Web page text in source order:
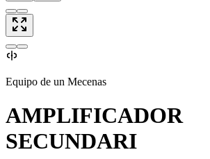
Equipo de un Mecenas
AMPLIFICADOR
SECUNDARI